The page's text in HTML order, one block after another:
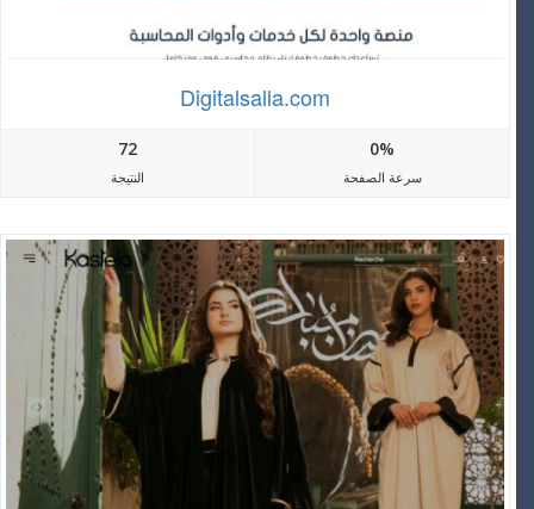
Digitalsalla.com
72
النتيجة
0%
سرعة الصفحة